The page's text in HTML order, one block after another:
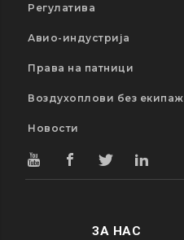
Регулатива
Авио-индустрија
Права на патници
Воздухоплови без екипаж
Новости
ЗА НАС